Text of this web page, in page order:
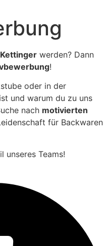
werden? Dann
!
oder in der
und warum du zu uns
nach motivierten
für Backwaren
unseres Teams!